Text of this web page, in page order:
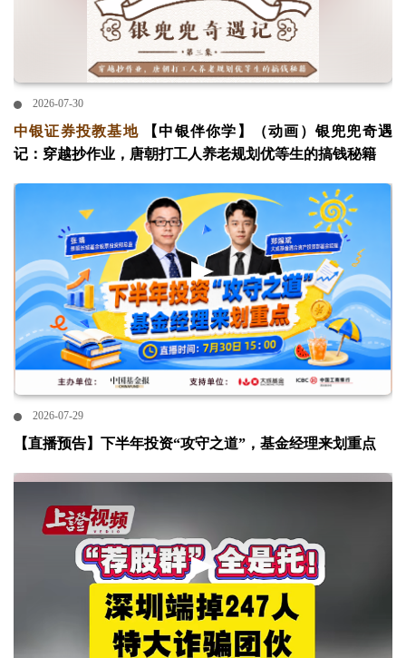
2026-07-30
中银证券投教基地
【中银伴你学】（动画）银兜兜奇遇
记：穿越抄作业，唐朝打工人养老规划优等生的搞钱秘籍
2026-07-29
【直播预告】下半年投资“攻守之道”，基金经理来划重点